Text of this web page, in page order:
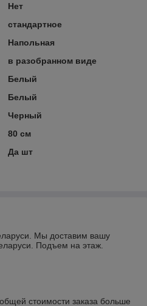
Нет
стандартное
Напольная
в разобранном виде
Белый
Белый
Черный
80 см
Да шт
Мы доставим вашу
Подъем на этаж.
стоимости заказа больше